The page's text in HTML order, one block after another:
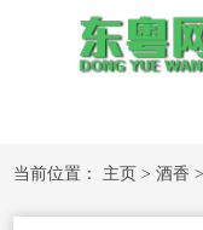
当前位置： 主页 >酒香